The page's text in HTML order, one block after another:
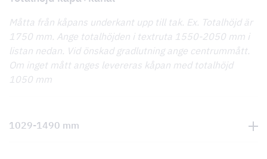
Måtta från kåpans underkant upp till tak. Ex. Totalhöjd är
1750 mm. Ange totalhöjden i textruta 1550-2050 mm i
listan nedan. Vid önskad gradlutning ange centrummått.
Om inget mått anges levereras kåpan med totalhöjd
1050 mm
1029-1490 mm